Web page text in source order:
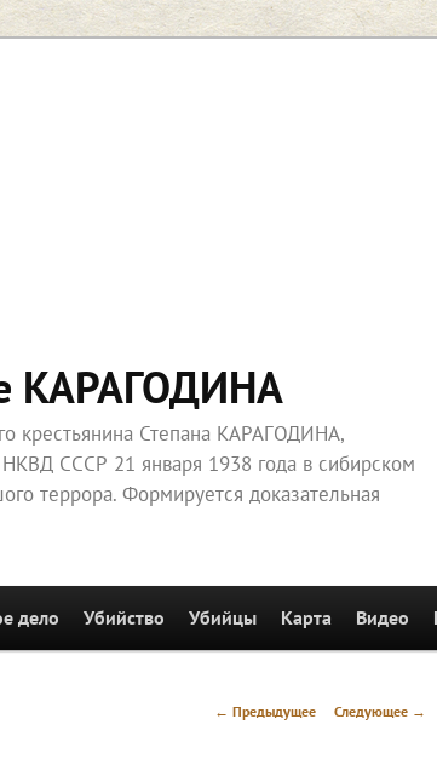
КАРАГОДИНА
крестьянина Степана КАРАГОДИНА,
НКВД СССР 21 января 1938 года в сибирском
террора. Формируется доказательная
дело Убийство Убийцы Карта Видео
Навигация
← Предыдущее Следующее →